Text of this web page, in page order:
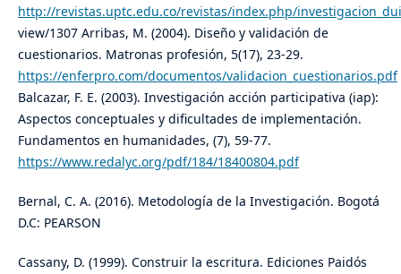
http://revistas.uptc.edu.co/revistas/index.php/
view/1307 Arribas, M. (2004). Diseño y validación de
cuestionarios. Matronas profesión, 5(17), 23-29.
https://enferpro.com/documentos/validacion_cuestionarios.pdf
Balcazar, F. E. (2003). Investigación acción participativa (iap):
Aspectos conceptuales y dificultades de implementación.
Fundamentos en humanidades, (7), 59-77.
https://www.redalyc.org/pdf/184/18400804.pdf
Bernal, C. A. (2016). Metodología de la Investigación. Bogotá
D.C: PEARSON
Cassany, D. (1999). Construir la escritura. Ediciones Paidós